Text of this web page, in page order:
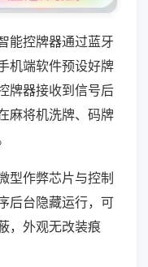
能控牌器通过蓝牙
机端软件预设好牌
牌器接收到信号后
麻将机洗牌、码牌
型作弊芯片与控制
后台隐藏运行，可
，外观无改装痕